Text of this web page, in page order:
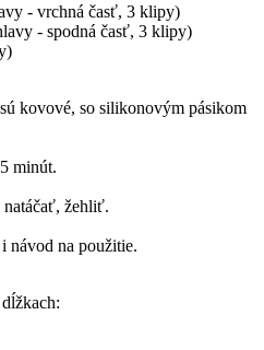
- vrchná časť, 3 klipy)
- spodná časť, 3 klipy)
kovové, so silikonovým pásikom
minút.
žehliť.
návod na použitie.